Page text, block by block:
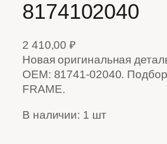
8174102040
2 410,00₽
Новая оригинальная
OEM: 81741-02040.
FRAME.
В наличии: 1 шт